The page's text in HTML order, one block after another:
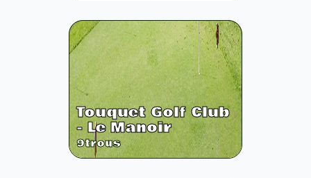
Touquet Golf Club
- Le Manoir
9trous